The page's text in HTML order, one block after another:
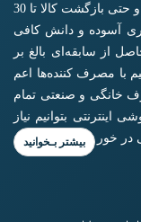
مقایسه بین آنها به همراه تضمین کیفیت، اصالت و حتی بازگشت کالا تا 30
آسوده و دانش کافی
از سابقه‌ای بالغ بر
با مصرف کننده‌ها اعم
خانگی و صنعتی تمام
بتوانیم نیاز
خور برآورده کنیم.